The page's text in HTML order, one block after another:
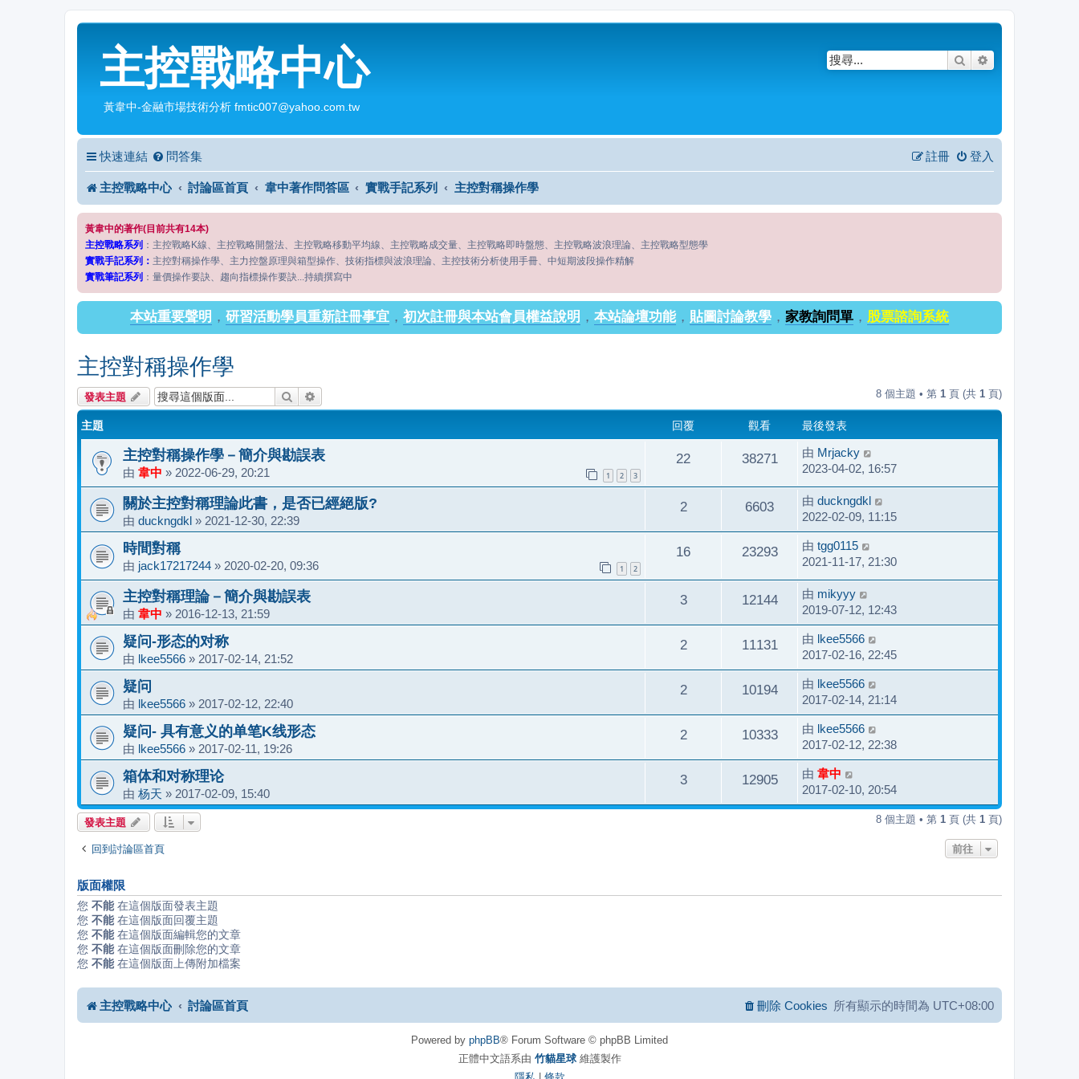
主控戰略中心
黃韋中-金融市場技術分析 fmtic007@yahoo.com.tw
搜尋
快速連結 問答集 登入
註冊
主控戰略中心 討論區首頁 韋中著作問答區 實戰手記系列 主控對稱操作學
黃韋中的著作(目前共有14本)
主控戰略系列 ：主控戰略K線、主控戰略開盤法、主控戰略移動平均線、主控戰略成交量、主控戰略即時盤態、主控戰略波浪理論、主控戰略型態學
實戰手記系列： 主控對稱操作學、主力控盤原理與箱型操作、技術指標與波浪理論、主控技術分析使用手冊、中短期波段操作精解
實戰筆記系列 ：量價操作要訣、趨向指標操作要訣...持續撰寫中
本站重要聲明 ， 研習活動學員重新註冊事宜 ， 初次註冊與本站會員權益說明 ， 本站論壇功能， 貼圖討論教學 ， 家教詢問單 ， 股票諮詢系統
主控對稱操作學
發表主題 搜尋 8 個主題 • 第 1 頁 (共 1 頁)
主題 回覆 觀看 最後發表
主控對稱操作學－簡介與勘誤表
由 韋中 » 2022-06-29, 20:21 1 2 3
22 38271 由 Mrjacky
2023-04-02, 16:57
關於主控對稱理論此書，是否已經絕版?
由 duckngdkl » 2021-12-30, 22:39
2 6603 由 duckngdkl
2022-02-09, 11:15
時間對稱
由 jack17217244 » 2020-02-20, 09:36 1 2
16 23293 由 tgg0115
2021-11-17, 21:30
主控對稱理論－簡介與勘誤表
由 韋中 » 2016-12-13, 21:59
3 12144 由 mikyyy
2019-07-12, 12:43
疑问-形态的对称
由 lkee5566 » 2017-02-14, 21:52
2 11131 由 lkee5566
2017-02-16, 22:45
疑问
由 lkee5566 » 2017-02-12, 22:40
2 10194 由 lkee5566
2017-02-14, 21:14
疑问- 具有意义的单笔K线形态
由 lkee5566 » 2017-02-11, 19:26
2 10333 由 lkee5566
2017-02-12, 22:38
箱体和对称理论
由 杨天 » 2017-02-09, 15:40
3 12905 由 韋中
2017-02-10, 20:54
發表主題 8 個主題 • 第 1 頁 (共 1 頁)
回到討論區首頁 前往
版面權限
您 不能在這個版面發表主題
您 不能在這個版面回覆主題
您 不能在這個版面編輯您的文章
您 不能在這個版面刪除您的文章
您 不能在這個版面上傳附加檔案
主控戰略中心 討論區首頁 所有顯示的時間為 UTC+08:00
刪除 Cookies
Powered by phpBB® Forum Software © phpBB Limited
正體中文語系由 竹貓星球維護製作